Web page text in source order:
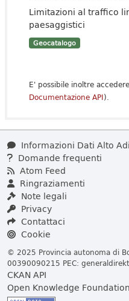
Limitazioni al traffico
paesaggistici
Geocatalogo
E' possibile inoltre
Documentazione API).
Informazioni Dati Alto
Domande frequenti
Atom Feed
Ringraziamenti
Note legali
Privacy
Contattaci
Cookie
© 2025 Provincia autonoma di
00390090215 PEC:
CKAN API
Open Knowledge Foundation